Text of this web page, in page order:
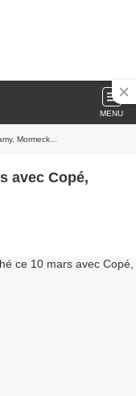
MENU
Mormeck...
avec Copé,